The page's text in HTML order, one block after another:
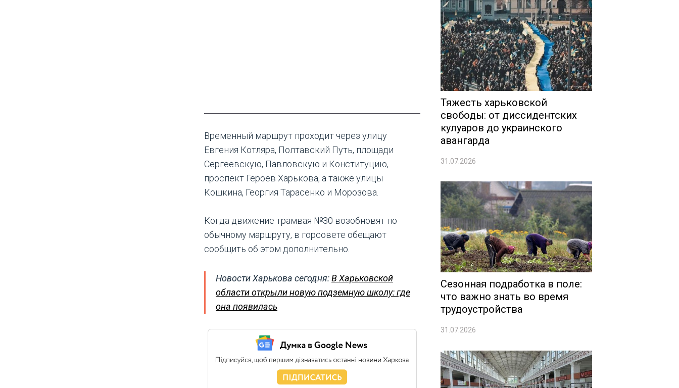
Временный маршрут проходит через улицу
Евгения Котляра, Полтавский Путь, площади
Сергеевскую, Павловскую и Конституцию,
проспект Героев Харькова, а также улицы
Кошкина, Георгия Тарасенко и Морозова.
Когда движение трамвая №30 возобновят по
обычному маршруту, в горсовете обещают
сообщить об этом дополнительно.
Новости Харькова сегодня:В Харьковской
области открыли новую подземную школу: где
она появилась
Тяжесть харьковской
свободы: от диссидентских
кулуаров до украинского
авангарда
31.07.2026
Сезонная подработка в поле:
что важно знать во время
трудоустройства
31.07.2026